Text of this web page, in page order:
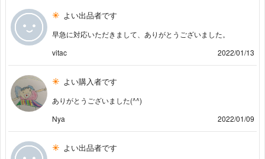
よい出品者です
早急に対応いただきまして、ありがとうございました。
vitac
2022/01/13
よい購入者です
ありがとうございました(^^)
Nya
2022/01/09
よい出品者です